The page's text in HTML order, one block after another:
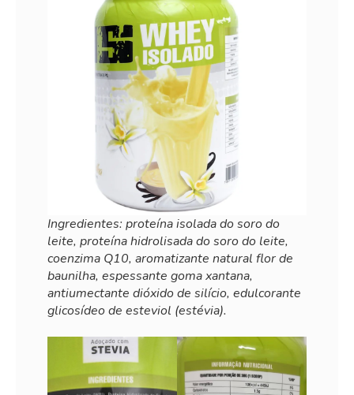
Ingredientes: proteína isolada do soro do
leite, proteína hidrolisada do soro do leite,
coenzima Q10, aromatizante natural flor de
baunilha, espessante goma xantana,
antiumectante dióxido de silício, edulcorante
glicosídeo de esteviol (estévia).